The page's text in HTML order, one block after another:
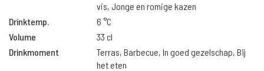
vis, Jonge en romige kazen
Drinktemp.
6 °C
Volume
33 cl
Drinkmoment
Terras, Barbecue, In goed gezelschap, Bij
het eten